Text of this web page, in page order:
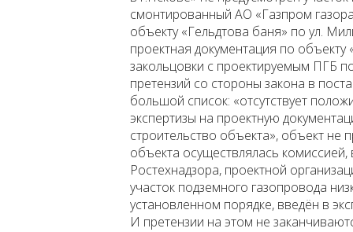
смонтированный АО «Газпром
объекту «Гельдтова баня» по ул.
проектная документация по
закольцовки с проектируемым ПГБ
претензий со стороны закона в
большой список: «отсутствует
экспертизы на проектную
строительство объекта», объект не
объекта осуществлялась комиссией,
Ростехнадзора, проектной
участок подземного газопровода
установленном порядке, введён в
И претензии на этом не